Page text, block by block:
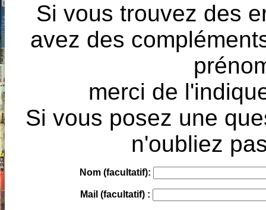
Si vous trouvez des
avez des
merci de
Si vous posez une
n'oubliez
Nom (facultatif):
Mail (facultatif) :